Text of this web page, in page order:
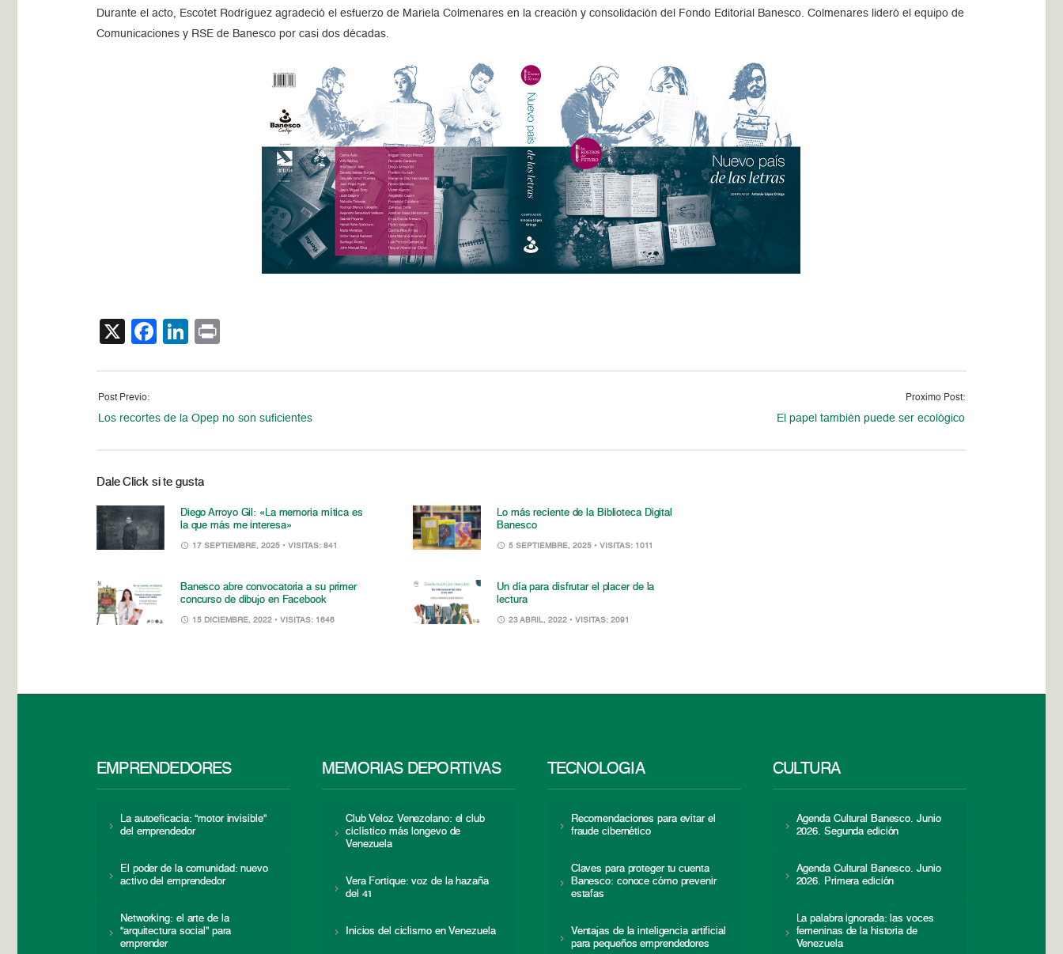
Durante el acto, Escotet Rodríguez agradeció el esfuerzo de Mariela Colmenares en la creación y consolidación del Fondo Editorial Banesco. Colmenares lideró el equipo de
Comunicaciones y RSE de Banesco por casi dos décadas.
X Facebook
LinkedIn
Post Previo:
Los recortes de la Opep no son suficientes
Proximo Post:
El papel también puede ser ecológico
Dale Click si te gusta
Diego Arroyo Gil: «La memoria mítica es
la que más me interesa»
17 SEPTIEMBRE, 2025 • VISITAS: 841
Lo más reciente de la Biblioteca Digital
Banesco
5 SEPTIEMBRE, 2025 • VISITAS: 1011
Banesco abre convocatoria a su primer
concurso de dibujo en Facebook
15 DICIEMBRE, 2022 • VISITAS: 1646
Un día para disfrutar el placer de la
lectura
23 ABRIL, 2022 • VISITAS: 2091
EMPRENDEDORES
La autoeficacia: “motor invisible”
del emprendedor
El poder de la comunidad: nuevo
activo del emprendedor
Networking: el arte de la
“arquitectura social” para
emprender
MEMORIAS DEPORTIVAS
Club Veloz Venezolano: el club
ciclístico más longevo de
Venezuela
Vera Fortique: voz de la hazaña
del 41
Inicios del ciclismo en Venezuela
TECNOLOGÍA
Recomendaciones para evitar el
fraude cibernético
Claves para proteger tu cuenta
Banesco: conoce cómo prevenir
estafas
Ventajas de la inteligencia artificial
para pequeños emprendedores
CULTURA
Agenda Cultural Banesco. Junio
2026. Segunda edición
Agenda Cultural Banesco. Junio
2026. Primera edición
La palabra ignorada: las voces
femeninas de la historia de
Venezuela